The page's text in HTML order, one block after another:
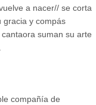
a nacer// se corta
y compás
suman su arte
compañía de